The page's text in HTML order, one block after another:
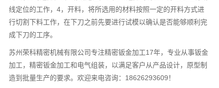
线定位的工作，4，开料，将所选用的材料按照一定的开料方式进
行切割下料工作，在下刀之前先要进行试模以确认是否能够顺利完
成下刀的工序。
苏州荣科精密机械有限公司专注精密钣金加工17年，专业从事钣金
加工，精密钣金加工和电气组装，以满足客户从产品设计，原型制
造到批量生产的要求。欢迎来电咨询：18626293609！